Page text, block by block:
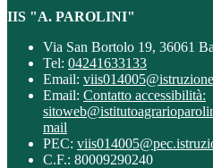
IIS "A. PAROLINI"
Via San Bortolo 19, 36061
Tel: 04241633133
Email:
Email: Contatto accessibilità:
mail
PEC:
C.F.: 80009290240